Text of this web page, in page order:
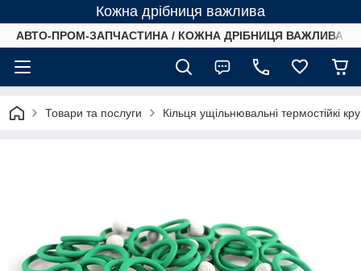
Кожна дрібниця важлива
АВТО-ПРОМ-ЗАПЧАСТИНА / КОЖНА ДРІБНИЦЯ ВАЖЛИВА /
Товари та послуги Кільця ущільнювальні термостійкі